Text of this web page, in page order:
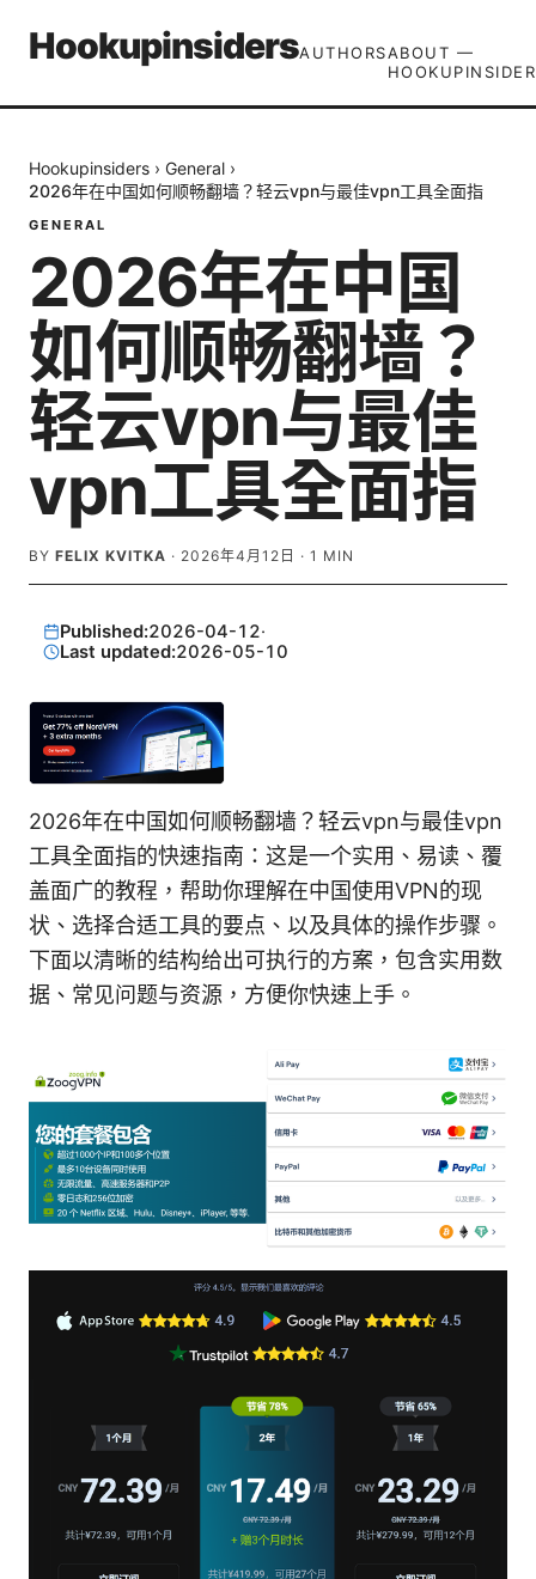
HookupinsidersAUTHORSABOUT —
Hookupinsiders › General ›
2026年在中国如何顺畅翻墙？轻云vpn与最佳vpn工具全面指
GENERAL
2026年在中国
如何顺畅翻墙？
轻云vpn与最佳
vpn工具全面指
BY FELIX KVITKA · 2026年4月12日 · 1 MIN
Published:2026-04-12·
Last updated:2026-05-10
2026年在中国如何顺畅翻墙？轻云vpn与最佳vpn
工具全面指的快速指南：这是一个实用、易读、覆
盖面广的教程，帮助你理解在中国使用VPN的现
状、选择合适工具的要点、以及具体的操作步骤。
下面以清晰的结构给出可执行的方案，包含实用数
据、常见问题与资源，方便你快速上手。